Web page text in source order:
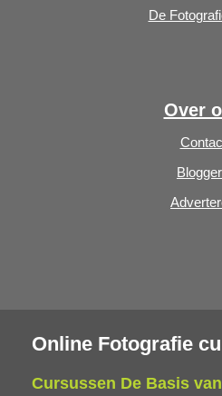
De
Over
Online Fotografie
Cursussen De Basis